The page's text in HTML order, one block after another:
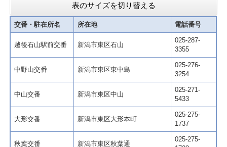
表のサイズを切り替える
交番・駐在所名 所在地 電話番号
越後石山駅前交番 新潟市東区石山
025-287-
3355
中野山交番 新潟市東区東中島
025-276-
3254
中山交番 新潟市東区中山
025-271-
5433
大形交番 新潟市東区大形本町
025-275-
1737
秋葉交番 新潟市東区秋葉通
025-275-